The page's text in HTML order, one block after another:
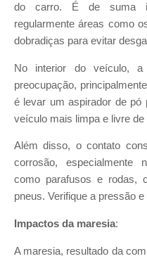
do carro. É de suma
regularmente áreas como
dobradiças para evitar
No interior do veículo,
preocupação,
é levar um aspirador de pó
veículo mais limpa e livre de
Além disso, o contato
corrosão, especialmente
como parafusos e rodas,
pneus. Verifique a pressão
Impactos da maresia:
A maresia, resultado da